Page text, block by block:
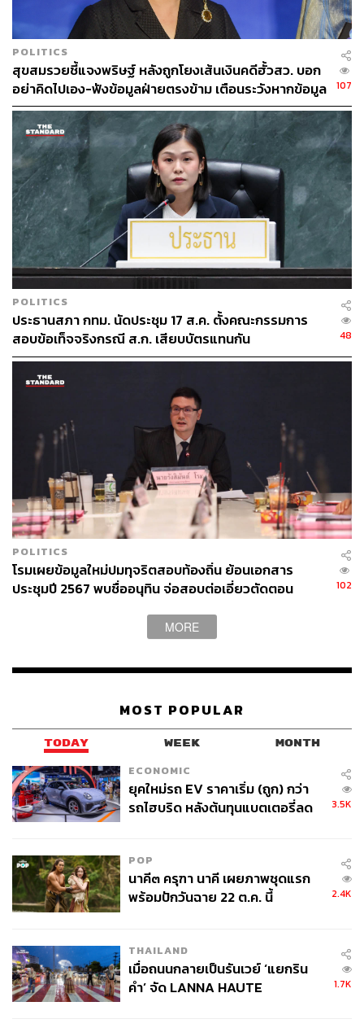
514
ABOUT THE AUTHOR
THE STANDARD TEAM
กองบรรณาธิการ THE STANDARD
POLITICS
สุขสมรวยชี้แจงพริษฐ์ หลังถูกโยงเส้นเงินคดีฮั้วสว. บอก
อย่าคิดไปเอง-ฟังข้อมูลฝ่ายตรงข้าม เตือนระวังหากข้อมูล
ไม่จริง
107
POLITICS
ประธานสภา กทม. นัดประชุม 17 ส.ค. ตั้งคณะกรรมการ
สอบข้อเท็จจริงกรณี ส.ก. เสียบบัตรแทนกัน
48
POLITICS
โรมเผยข้อมูลใหม่ปมทุจริตสอบท้องถิ่น ย้อนเอกสาร
ประชุมปี 2567 พบชื่ออนุทิน จ่อสอบต่อเอี่ยวตัดตอน
102
MORE
MOST POPULAR
TODAY WEEK MONTH
ECONOMIC
ยุคใหม่รถ EV ราคาเริ่ม (ถูก) กว่า
รถไฮบริด หลังต้นทุนแบตเตอรี่ลด
3.5K
POP
นาคี๓ ครุฑา นาคี เผยภาพชุดแรก
พร้อมปักวันฉาย 22 ต.ค. นี้
2.4K
THAILAND
เมื่อถนนกลายเป็นรันเวย์ ‘แยกริน
คำ’ จัด LANNA HAUTE
1.7K